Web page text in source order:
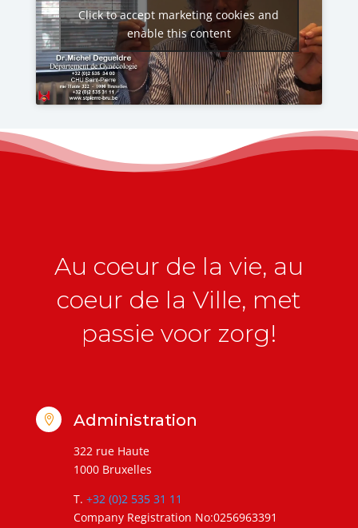
Click to accept marketing cookies and
enable this content
Au coeur de la vie, au
coeur de la Ville, met
passie voor zorg!
 Administration
322 rue Haute
1000 Bruxelles
T. +32 (0)2 535 31 11
Company Registration No:0256963391